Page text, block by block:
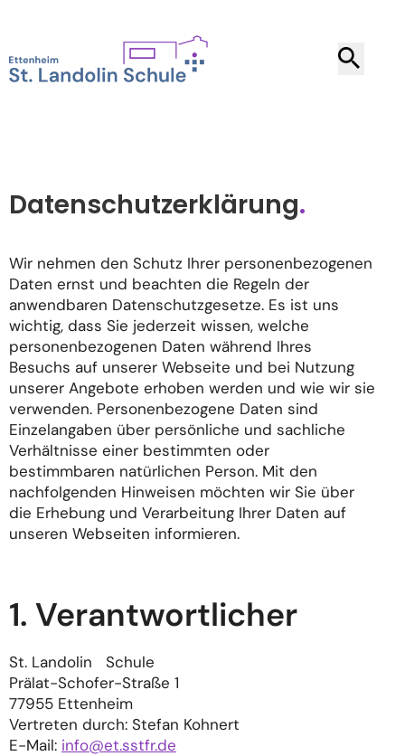
Datenschutzerklärung.
Wir nehmen den Schutz Ihrer personenbezogenen
Daten ernst und beachten die Regeln der
anwendbaren Datenschutzgesetze. Es ist uns
wichtig, dass Sie jederzeit wissen, welche
personenbezogenen Daten während Ihres
Besuchs auf unserer Webseite und bei Nutzung
unserer Angebote erhoben werden und wie wir sie
verwenden. Personenbezogene Daten sind
Einzelangaben über persönliche und sachliche
Verhältnisse einer bestimmten oder
bestimmbaren natürlichen Person. Mit den
nachfolgenden Hinweisen möchten wir Sie über
die Erhebung und Verarbeitung Ihrer Daten auf
unseren Webseiten informieren.
1. Verantwortlicher
St. Landolin Schule
Prälat-Schofer-Straße 1
77955 Ettenheim
Vertreten durch: Stefan Kohnert
E-Mail: info@et.sstfr.de